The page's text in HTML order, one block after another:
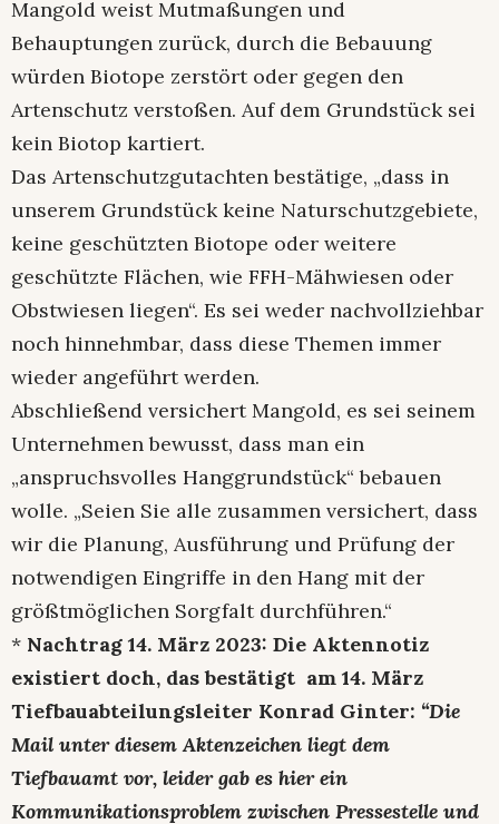
Mangold weist Mutmaßungen und
Behauptungen zurück, durch die Bebauung
würden Biotope zerstört oder gegen den
Artenschutz verstoßen. Auf dem Grundstück sei
kein Biotop kartiert.
Das Artenschutzgutachten bestätige, „dass in
unserem Grundstück keine Naturschutzgebiete,
keine geschützten Biotope oder weitere
geschützte Flächen, wie FFH-Mähwiesen oder
Obstwiesen liegen“. Es sei weder nachvollziehbar
noch hinnehmbar, dass diese Themen immer
wieder angeführt werden.
Abschließend versichert Mangold, es sei seinem
Unternehmen bewusst, dass man ein
„anspruchsvolles Hanggrundstück“ bebauen
wolle. „Seien Sie alle zusammen versichert, dass
wir die Planung, Ausführung und Prüfung der
notwendigen Eingriffe in den Hang mit der
größtmöglichen Sorgfalt durchführen.“
* Nachtrag 14. März 2023: Die Aktennotiz
existiert doch, das bestätigt am 14. März
Tiefbauabteilungsleiter Konrad Ginter: “Die
Mail unter diesem Aktenzeichen liegt dem
Tiefbauamt vor, leider gab es hier ein
Kommunikationsproblem zwischen Pressestelle und